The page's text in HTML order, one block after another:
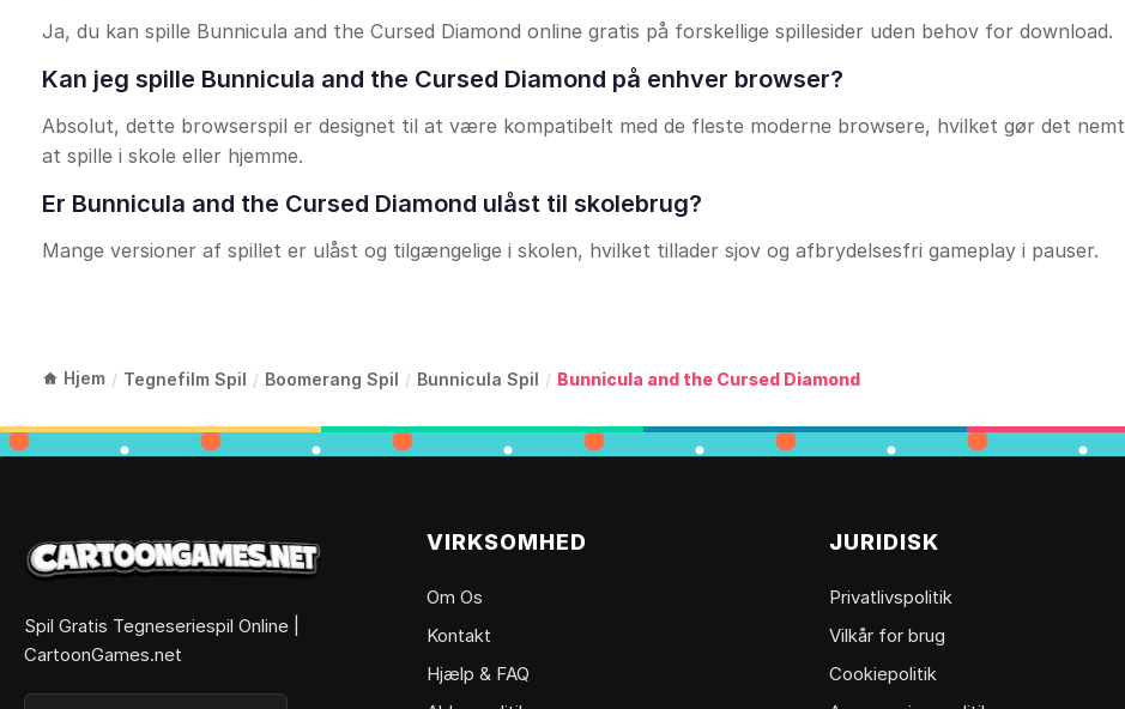
Ja, du kan spille Bunnicula and the Cursed Diamond online gratis på forskellige spillesider uden behov for download.
Kan jeg spille Bunnicula and the Cursed Diamond på enhver browser?
Absolut, dette browserspil er designet til at være kompatibelt med de fleste moderne browsere, hvilket gør det nemt
at spille i skole eller hjemme.
Er Bunnicula and the Cursed Diamond ulåst til skolebrug?
Mange versioner af spillet er ulåst og tilgængelige i skolen, hvilket tillader sjov og afbrydelsesfri gameplay i pauser.
Hjem / Tegnefilm Spil / Boomerang Spil / Bunnicula Spil / Bunnicula and the Cursed Diamond
Spil Gratis Tegneseriespil Online |
CartoonGames.net
VIRKSOMHED
Om Os
Kontakt
Hjælp & FAQ
JURIDISK
Privatlivspolitik
Vilkår for brug
Cookiepolitik